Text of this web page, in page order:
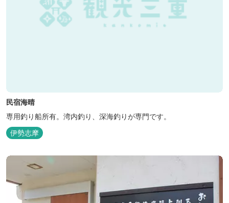
民宿海晴
専用釣り船所有。湾内釣り、深海釣りが専門です。
伊勢志摩